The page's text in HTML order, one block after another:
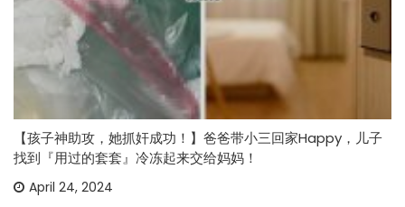
【孩子神助攻，她抓奸成功！】爸爸带小三回家Happy，儿子
找到『用过的套套』冷冻起来交给妈妈！
April 24, 2024